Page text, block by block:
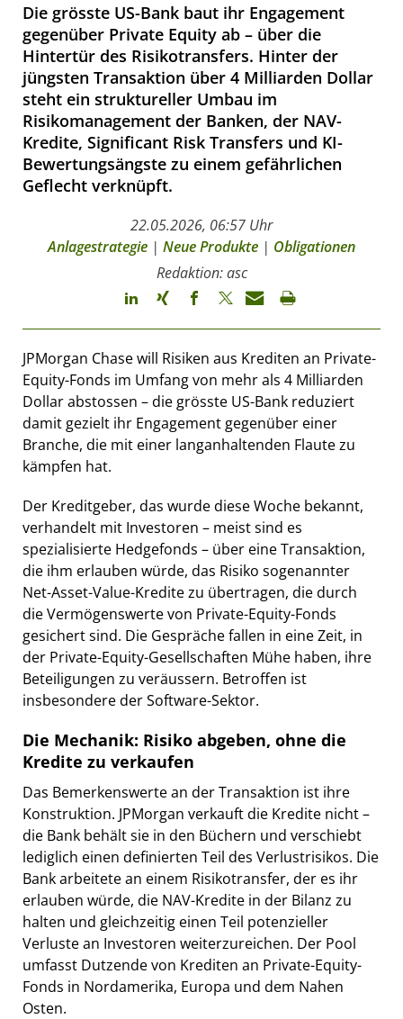
Die grösste US-Bank baut ihr Engagement
gegenüber Private Equity ab – über die
Hintertür des Risikotransfers. Hinter der
jüngsten Transaktion über 4 Milliarden Dollar
steht ein struktureller Umbau im
Risikomanagement der Banken, der NAV-
Kredite, Significant Risk Transfers und KI-
Bewertungsängste zu einem gefährlichen
Geflecht verknüpft.
22.05.2026, 06:57 Uhr
Anlagestrategie | Neue Produkte | Obligationen
Redaktion: asc
JPMorgan Chase will Risiken aus Krediten an Private-
Equity-Fonds im Umfang von mehr als 4 Milliarden
Dollar abstossen – die grösste US-Bank reduziert
damit gezielt ihr Engagement gegenüber einer
Branche, die mit einer langanhaltenden Flaute zu
kämpfen hat.
Der Kreditgeber, das wurde diese Woche bekannt,
verhandelt mit Investoren – meist sind es
spezialisierte Hedgefonds – über eine Transaktion,
die ihm erlauben würde, das Risiko sogenannter
Net-Asset-Value-Kredite zu übertragen, die durch
die Vermögenswerte von Private-Equity-Fonds
gesichert sind. Die Gespräche fallen in eine Zeit, in
der Private-Equity-Gesellschaften Mühe haben, ihre
Beteiligungen zu veräussern. Betroffen ist
insbesondere der Software-Sektor.
Die Mechanik: Risiko abgeben, ohne die
Kredite zu verkaufen
Das Bemerkenswerte an der Transaktion ist ihre
Konstruktion. JPMorgan verkauft die Kredite nicht –
die Bank behält sie in den Büchern und verschiebt
lediglich einen definierten Teil des Verlustrisikos. Die
Bank arbeitete an einem Risikotransfer, der es ihr
erlauben würde, die NAV-Kredite in der Bilanz zu
halten und gleichzeitig einen Teil potenzieller
Verluste an Investoren weiterzureichen. Der Pool
umfasst Dutzende von Krediten an Private-Equity-
Fonds in Nordamerika, Europa und dem Nahen
Osten.